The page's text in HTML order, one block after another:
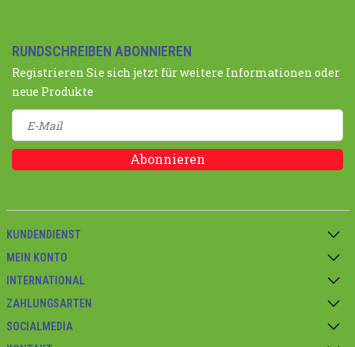
RUNDSCHREIBEN ABONNIEREN
Registrieren Sie sich jetzt für weitere Informationen oder
neue Produkte
Abonnieren
KUNDENDIENST
MEIN KONTO
INTERNATIONAL
ZAHLUNGSARTEN
SOCIALMEDIA